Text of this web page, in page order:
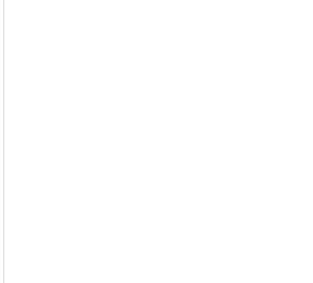
Casting per coppia: